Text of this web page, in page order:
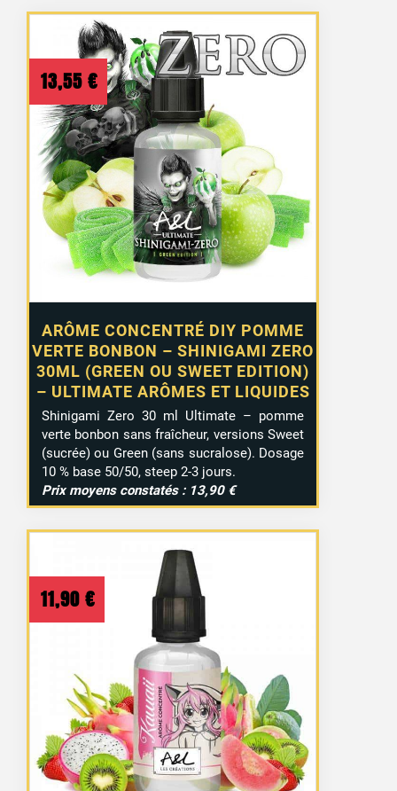
ARÔME CONCENTRÉ DIY POMME
VERTE BONBON – SHINIGAMI ZERO
30ML (GREEN OU SWEET EDITION)
– ULTIMATE ARÔMES ET LIQUIDES
13,55 €
Shinigami Zero 30 ml Ultimate – pomme
verte bonbon sans fraîcheur, versions Sweet
(sucrée) ou Green (sans sucralose). Dosage
10 % base 50/50, steep 2-3 jours.
Prix moyens constatés : 13,90 €
11,90 €